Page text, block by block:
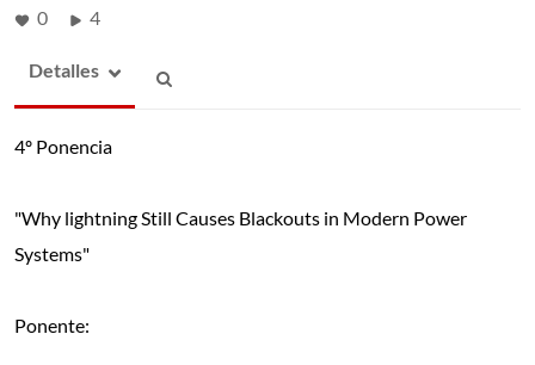
0 4
Detalles
4º Ponencia
"Why lightning Still Causes Blackouts in Modern Power
Systems"
Ponente: